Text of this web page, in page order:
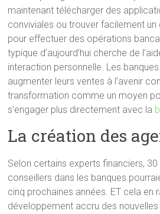
maintenant télécharger des
conviviales ou trouver facilement
pour effectuer des opérations
typique d’aujourd’hui cherche de
interaction personnelle. Les
augmenter leurs ventes à l’avenir
transformation comme un moyen
s’engager plus directement avec la
La création des
Selon certains experts financiers,
conseillers dans les banques
cinq prochaines années. ET cela en
développement accru des